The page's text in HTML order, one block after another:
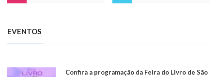
EVENTOS
Confira a programação da Feira do Livro de São